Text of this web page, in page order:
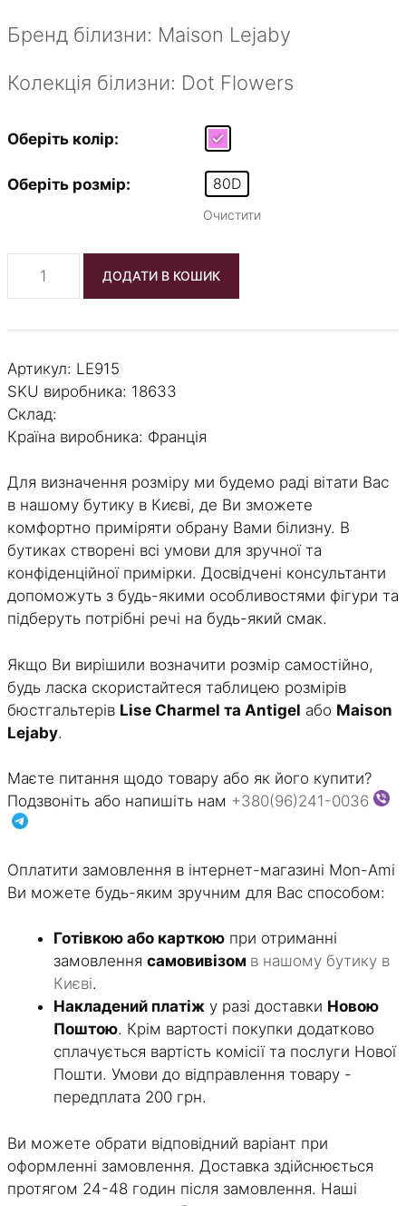
4872 ₴.4060 ₴.
Бренд білизни: Maison Lejaby
Колекція білизни: Dot Flowers
Оберіть колір:
Оберіть розмір: 80D
Очистити
тонка
Maison
-
Dot
Flowers
кількість
ДОДАТИ В КОШИК
Артикул: LE915
SKU виробника: 18633
Склад:
Країна виробника: Франція
Для визначення розміру ми будемо раді вітати Вас
в нашому бутику в Києві, де Ви зможете
комфортно приміряти обрану Вами білизну. В
бутиках створені всі умови для зручної та
конфіденційної примірки. Досвідчені консультанти
допоможуть з будь-якими особливостями фігури та
підберуть потрібні речі на будь-який смак.
Якщо Ви вирішили возначити розмір самостійно,
будь ласка скористайтеся таблицею розмірів
бюстгальтерів Lise Charmel та Antigel або Maison
Lejaby.
Маєте питання щодо товару або як його купити?
Подзвоніть або напишіть нам +380(96)241-0036
Оплатити замовлення в інтернет-магазині Mon-Ami
Ви можете будь-яким зручним для Вас способом:
Готівкою або карткою при отриманні
замовлення самовивізом в нашому бутику в
Києві.
Накладений платіж у разі доставки Новою
Поштою. Крім вартості покупки додатково
сплачується вартість комісії та послуги Нової
Пошти. Умови до відправлення товару -
передплата 200 грн.
Ви можете обрати відповідний варіант при
оформленні замовлення. Доставка здійснюється
протягом 24-48 годин після замовлення. Наші